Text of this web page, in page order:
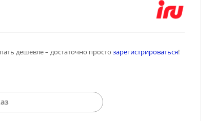
дешевле – достаточно просто зарегистрироваться!